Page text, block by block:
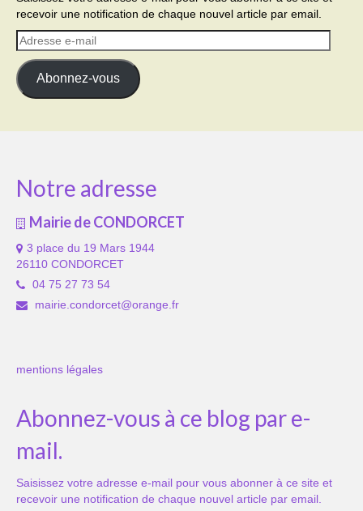
recevoir une notification de chaque nouvel article par email.
Adresse
e-
mail
Abonnez-vous
Notre adresse
Mairie de CONDORCET
3 place du 19 Mars 1944
26110 CONDORCET
04 75 27 73 54
mairie.condorcet@orange.fr
mentions légales
Abonnez-vous à ce blog par e-
mail.
Saisissez votre adresse e-mail pour vous abonner à ce site et
recevoir une notification de chaque nouvel article par email.